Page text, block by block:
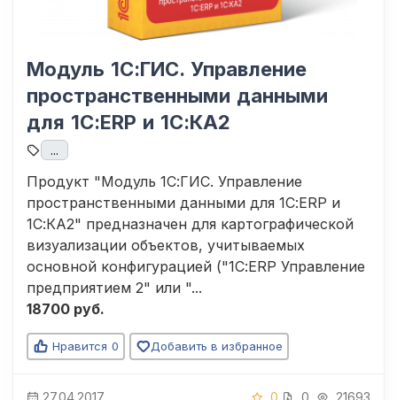
Модуль 1С:ГИС. Управление
пространственными данными
для 1С:ERP и 1С:КА2
...
Продукт "Модуль 1С:ГИС. Управление
пространственными данными для 1С:ERP и
1С:КА2" предназначен для картографической
визуализации объектов, учитываемых
основной конфигурацией ("1С:ERP Управление
предприятием 2" или "...
18700 руб.
Нравится 0 Добавить в избранное
27.04.2017 0 0 21693